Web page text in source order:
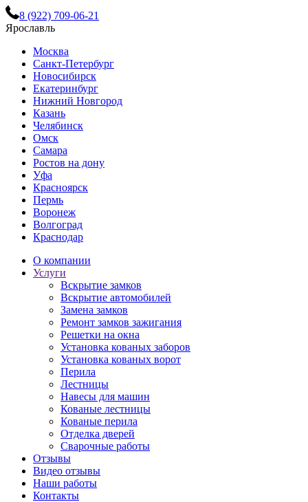
8 (922) 709-06-21
Ярославль
Москва
Санкт-Петербург
Новосибирск
Екатеринбург
Нижний Новгород
Казань
Челябинск
Омск
Самара
Ростов на дону
Уфа
Красноярск
Пермь
Воронеж
Волгоград
Краснодар
О компании
Услуги
Вскрытие замков
Вскрытие автомобилей
Замена замков
Ремонт замков зажигания
Решетки на окна
Установка кованых заборов
Установка кованых ворот
Перила
Лестницы
Навесы для машин
Кованые лестницы
Кованые перила
Отделка дверей
Сварочные работы
Отзывы
Видео отзывы
Наши работы
Контакты